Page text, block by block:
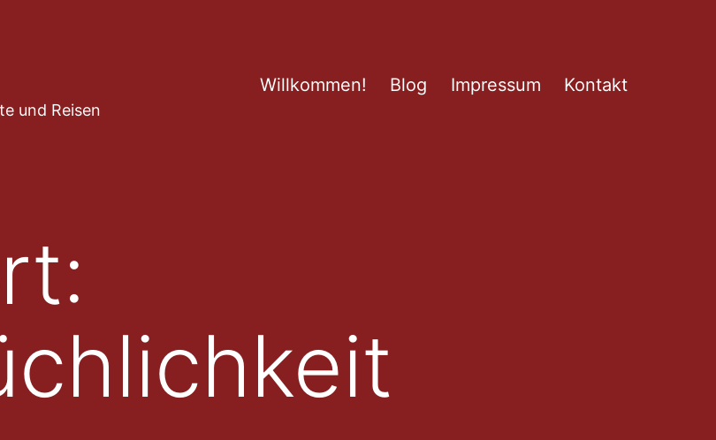
und Reisen
Willkommen! Blog Impressum Kontakt